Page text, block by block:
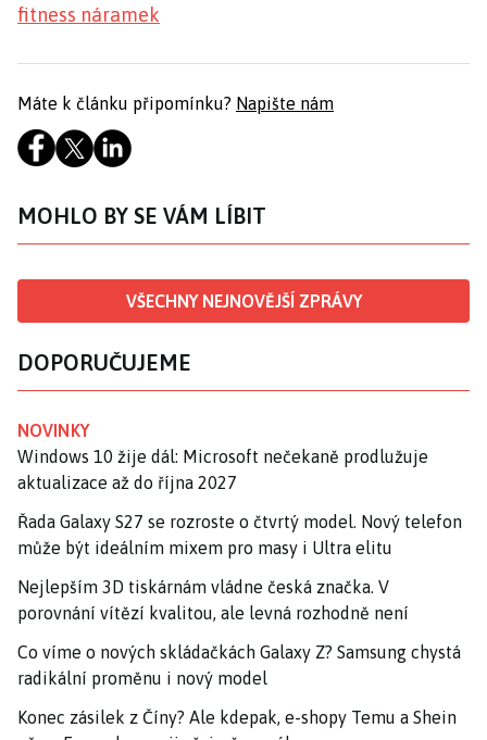
fitness náramek
Máte k článku připomínku? Napište nám
MOHLO BY SE VÁM LÍBIT
VŠECHNY NEJNOVĚJŠÍ ZPRÁVY
DOPORUČUJEME
NOVINKY
Windows 10 žije dál: Microsoft nečekaně prodlužuje
aktualizace až do října 2027
Řada Galaxy S27 se rozroste o čtvrtý model. Nový telefon
může být ideálním mixem pro masy i Ultra elitu
Nejlepším 3D tiskárnám vládne česká značka. V
porovnání vítězí kvalitou, ale levná rozhodně není
Co víme o nových skládačkách Galaxy Z? Samsung chystá
radikální proměnu i nový model
Konec zásilek z Číny? Ale kdepak, e-shopy Temu a Shein